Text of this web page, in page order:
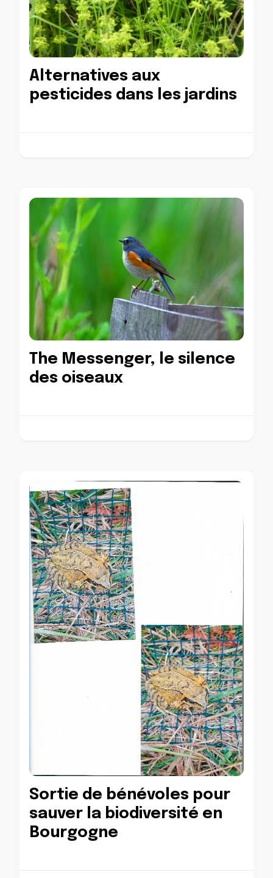
Alternatives aux
pesticides dans les jardins
The Messenger, le silence
des oiseaux
Sortie de bénévoles pour
sauver la biodiversité en
Bourgogne